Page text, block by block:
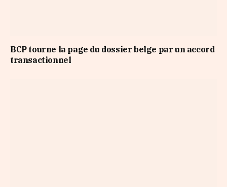
BCP tourne la page du dossier belge par un accord
transactionnel